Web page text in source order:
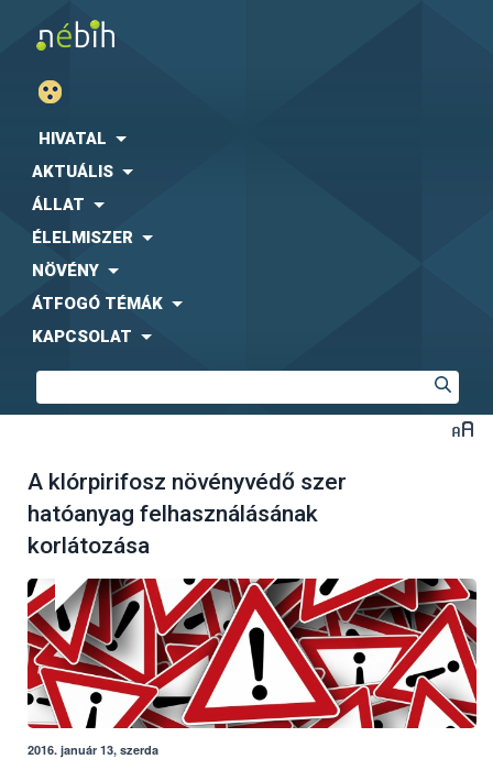
HIVATAL
AKTUÁLIS
ÁLLAT
ÉLELMISZER
NÖVÉNY
ÁTFOGÓ TÉMÁK
KAPCSOLAT
A klórpirifosz növényvédő szer
hatóanyag felhasználásának
korlátozása
2016. január 13, szerda